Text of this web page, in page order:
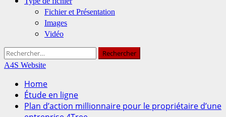
Fichier et Présentation
Images
Vidéo
Rechercher :
A4S Website
Home
Étude en ligne
Plan d’action millionnaire pour le propriétaire d’une